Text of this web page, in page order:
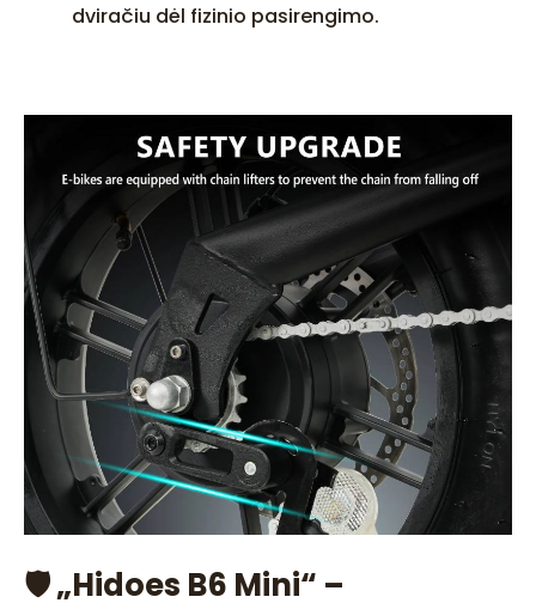
dviračiu dėl fizinio pasirengimo.
🛡️ „Hidoes B6 Mini“ –